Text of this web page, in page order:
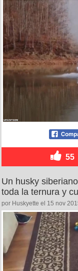
55
Un husky
toda la ternura y
por Huskyette el 15 nov